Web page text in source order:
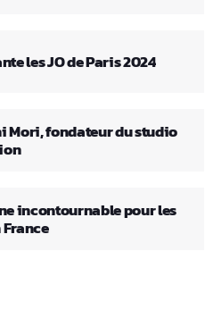
les JO de Paris 2024
Mori, fondateur du studio
incontournable pour les